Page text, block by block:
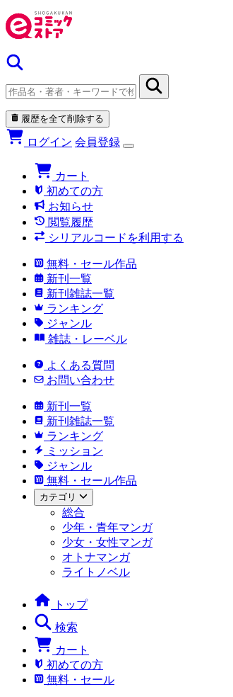
履歴を全て削除する
ログイン 会員登録
カート
初めての方
お知らせ
閲覧履歴
シリアルコードを利用する
無料・セール作品
新刊一覧
新刊雑誌一覧
ランキング
ジャンル
雑誌・レーベル
よくある質問
お問い合わせ
新刊一覧
新刊雑誌一覧
ランキング
ミッション
ジャンル
無料・セール作品
カテゴリ
総合
少年・青年マンガ
少女・女性マンガ
オトナマンガ
ライトノベル
トップ
検索
カート
初めての方
無料・セール